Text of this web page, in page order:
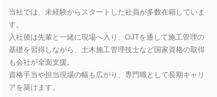
当社では、未経験からスタートした社員が多数在籍していま
す。
入社後は先輩と一緒に現場へ入り、OJTを通して施工管理の
基礎を習得しながら、土木施工管理技士など国家資格の取得
も会社が全面支援。
資格手当や担当現場の幅も広がり、専門職として長期キャリ
アを築けます。